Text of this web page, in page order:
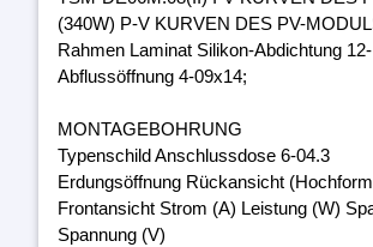
(340W) P-V KURVEN DES PV-
Rahmen Laminat Silikon-Abdichtung 12-
Abflussöffnung 4-09x14;
MONTAGEBOHRUNG
Typenschild Anschlussdose 6-04.3
Erdungsöffnung Rückansicht
Frontansicht Strom (A) Leistung (W)
Spannung (V)